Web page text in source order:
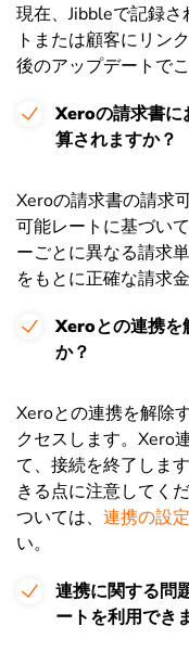
現在、Jibbleで記録
トまたは顧客にリン
後のアップデートで
Xeroの請求書に
算されますか？
Xeroの請求書の請求
可能レートに基づい
ーごとに異なる請求
をもとに正確な請求
Xeroとの連携を
か？
Xeroとの連携を解除
クセスします。Xero
て、接続を終了しま
きる点に注意してくだ
ついては、 連携の設定
い。
連携に関する問
ートを利用でき